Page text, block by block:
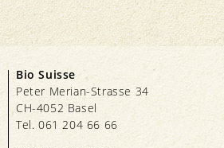
Bio Suisse
Peter Merian-Strasse 34
CH-4052 Basel
Tel. 061 204 66 66